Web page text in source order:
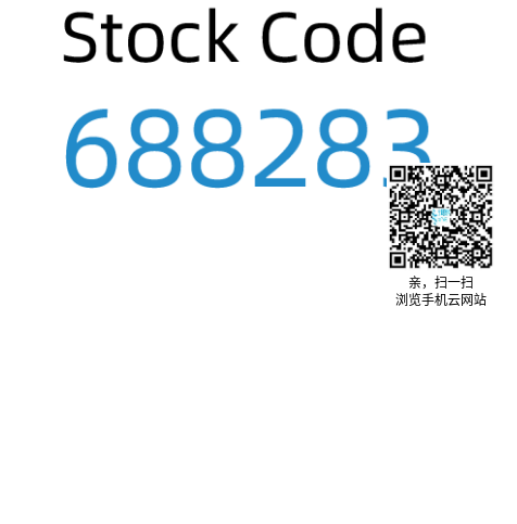
亲，扫一扫
浏览手机云网站